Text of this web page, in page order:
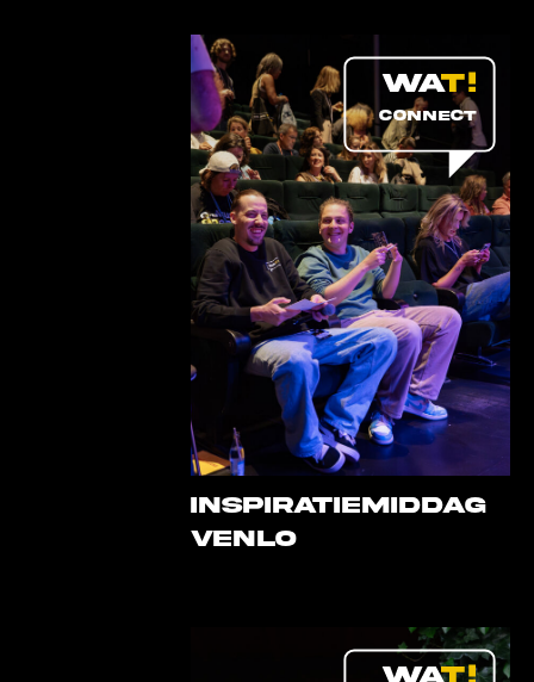
CONNECT
INSPIRATIEMIDDAG
VENLO